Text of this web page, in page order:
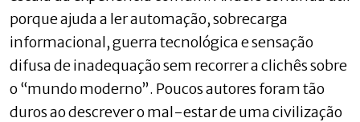
porque ajuda a ler automação, sobrecarga
informacional, guerra tecnológica e sensação
difusa de inadequação sem recorrer a clichês sobre
o “mundo moderno”. Poucos autores foram tão
duros ao descrever o mal-estar de uma civilização